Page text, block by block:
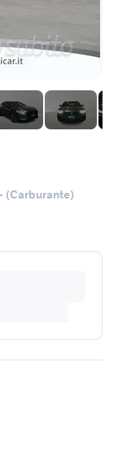
- (Carburante)